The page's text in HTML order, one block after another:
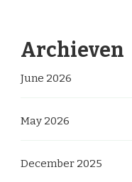
Archieven
June 2026
May 2026
December 2025